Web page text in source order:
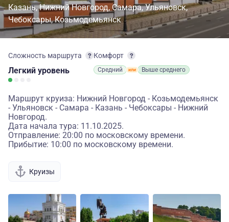
Казань Нижний Новгород Самара Ульяновск
Чебоксары Козьмодемьянск
Сложность маршрута
Легкий уровень
Комфорт
Средний Выше среднего
Маршрут круиза: Нижний Новгород - Козьмодемьянск
- Ульяновск - Самара - Казань - Чебоксары - Нижний
Новгород.
Дата начала тура: 11.10.2025.
Отправление: 20:00 по московскому времени.
Прибытие: 10:00 по московскому времени.
Круизы